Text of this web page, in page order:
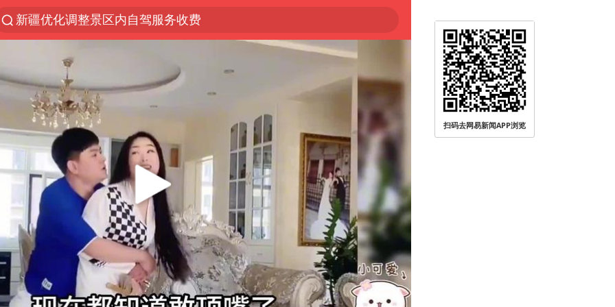
新疆优化调整景区内自驾服务收费
男童模仿奥特曼从高处跳下致骨折
峰哥 汪海林
河南潜逃10日重大刑案嫌疑人落网
西湖突现狂风暴雨 游客瞬间被浇透
金饰克价一夜涨回1300元
视频丨中国东方电气集团原党组副书记、董事宋致远被查
梁家辉：到内地拍戏不是北上是回归
白海豚将正面袭击贯穿浙江
酒店回应车内过夜被收150元
扫码去网易新闻APP浏览